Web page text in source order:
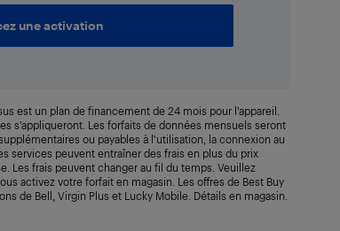
une activation
est un plan de financement de 24 mois pour l’appareil.
s’appliqueront. Les forfaits de données mensuels seront
ou payables à l’utilisation, la connexion au
services peuvent entraîner des frais en plus du prix
Les frais peuvent changer au fil du temps. Veuillez
activez votre forfait en magasin. Les offres de Best Buy
de Bell, Virgin Plus et Lucky Mobile. Détails en magasin.